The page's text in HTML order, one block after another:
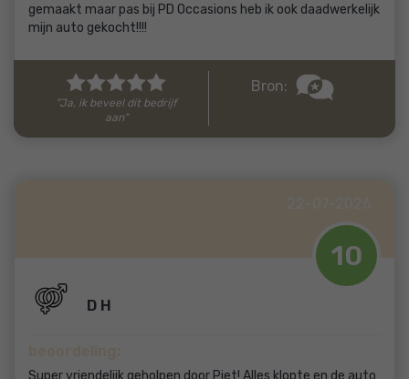
gemaakt maar pas bij PD Occasions heb ik ook daadwerkelijk
mijn auto gekocht!!!!
"Ja, ik beveel dit bedrijf
aan"
Bron:
10
D H
Super vriendelijk geholpen door Piet! Alles klopte en de auto